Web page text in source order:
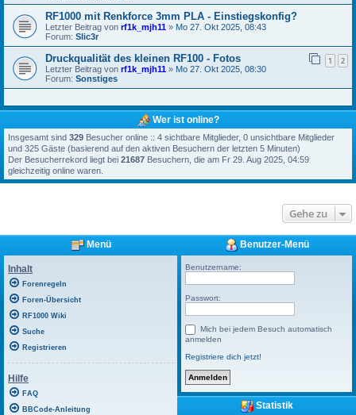
RF1000 mit Renkforce 3mm PLA - Einstiegskonfig?
Letzter Beitrag von rf1k_mjh11 » Mo 27. Okt 2025, 08:43
Forum: Slic3r
Druckqualität des kleinen RF100 - Fotos 1 2
Letzter Beitrag von rf1k_mjh11 » Mo 27. Okt 2025, 08:30
Forum: Sonstiges
Wer ist online?
Insgesamt sind 329 Besucher online :: 4 sichtbare Mitglieder, 0 unsichtbare Mitglieder
und 325 Gäste (basierend auf den aktiven Besuchern der letzten 5 Minuten)
Der Besucherrekord liegt bei 21687 Besuchern, die am Fr 29. Aug 2025, 04:59
gleichzeitig online waren.
Gehe zu
Menü
Inhalt
Forenregeln
Foren-Übersicht
RF1000 Wiki
Suche
Registrieren
Hilfe
FAQ
BBCode-Anleitung
Benutzer-Menü
Benutzername:
Passwort:
Mich bei jedem Besuch automatisch
anmelden
Registriere dich jetzt!
Statistik